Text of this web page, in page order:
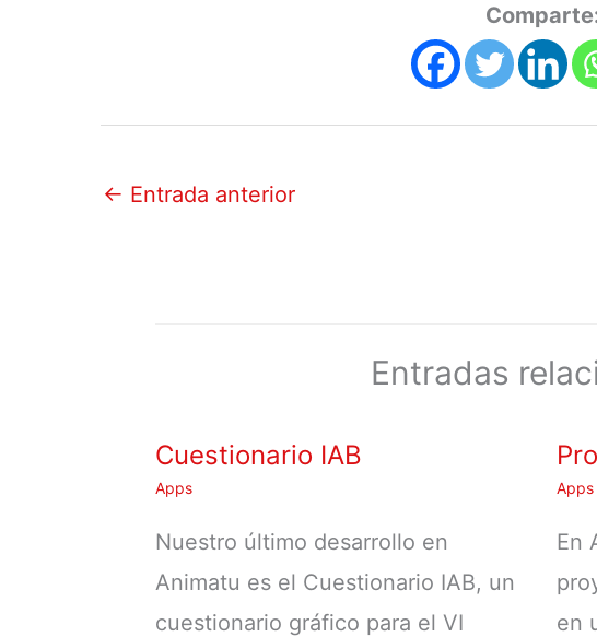
← Entrada anterior
Entradas
Cuestionario IAB
Apps
Nuestro último desarrollo en
Animatu es el Cuestionario IAB, un
cuestionario gráfico para el VI
Apps
En
en